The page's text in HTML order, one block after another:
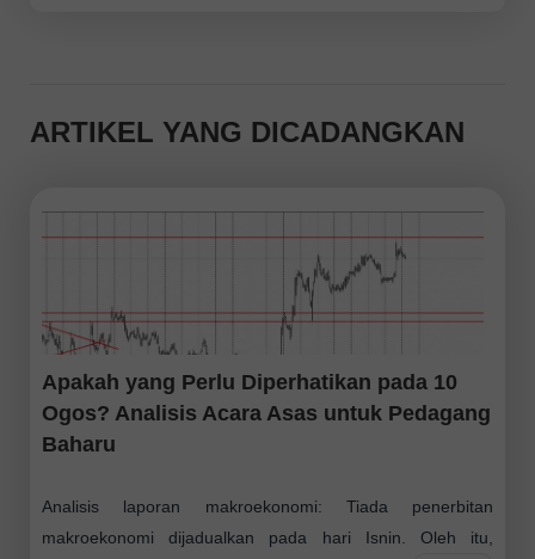
ARTIKEL YANG DICADANGKAN
Apakah yang Perlu Diperhatikan pada 10
Ogos? Analisis Acara Asas untuk Pedagang
Baharu
Analisis laporan makroekonomi: Tiada penerbitan
makroekonomi dijadualkan pada hari Isnin. Oleh itu,